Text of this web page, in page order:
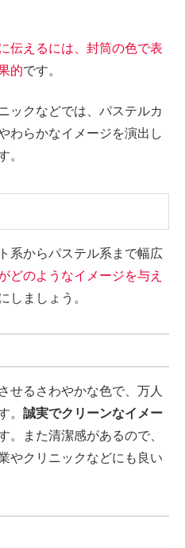
伝えるには、封筒の色で表
的です。
ックなどでは、パステルカ
わらかなイメージを演出し
。
系からパステル系まで幅広
どのようなイメージを与え
しましょう。
せるさわやかな色で、万人
。 誠実でクリーンなイメー
。また清潔感があるので、
やクリニックなどにも良い